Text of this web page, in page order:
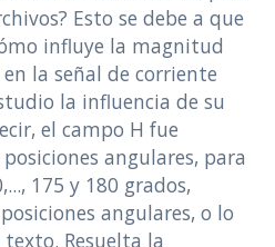
Esto se debe a que
influye la magnitud
la señal de corriente
la influencia de su
el campo H fue
angulares, para
175 y 180 grados,
angulares, o lo
Resuelta la